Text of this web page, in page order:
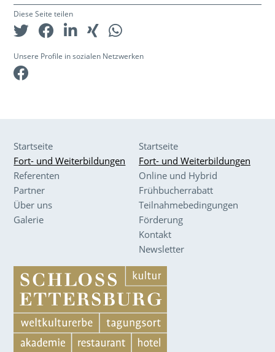
Diese Seite teilen
Unsere Profile in sozialen Netzwerken
Startseite
Fort- und Weiterbildungen
Referenten
Partner
Über uns
Galerie
Startseite
Fort- und Weiterbildungen
Online und Hybrid
Frühbucherrabatt
Teilnahmebedingungen
Förderung
Kontakt
Newsletter